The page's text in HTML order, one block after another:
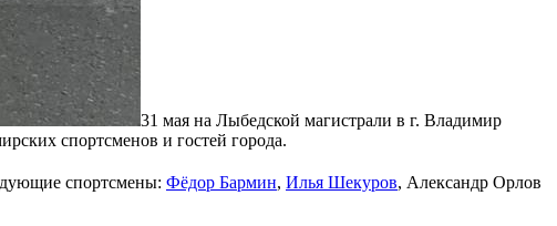
31 мая на Лыбедской магистрали в г. Владимир
спортсменов и гостей города.
спортсмены: Фёдор Бармин, Илья Шекуров, Александр Орлов